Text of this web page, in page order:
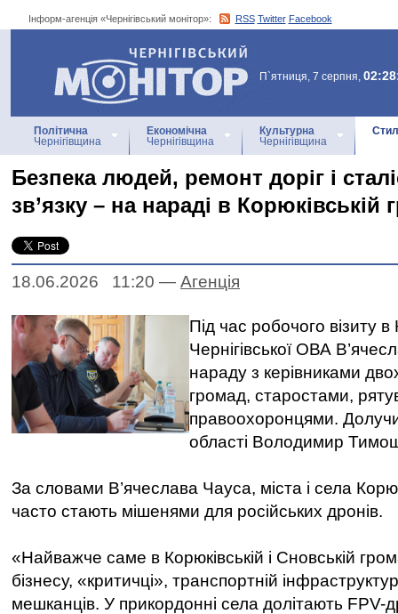
Інформ-агенція «Чернігівський монітор»: RSS Twitter Facebook
Інформ-агенція
«Чернігівський монітор»
П`ятниця, 7 серпня,
Політична
Чернігівщина
Економічна
Чернігівщина
Культурна
Чернігівщина
Безпека людей, ремонт доріг і
зв’язку – на нараді в Корюківській
18.06.2026 11:20 — Агенцiя
Під час робочого візиту
Чернігівської ОВА
нараду з керівниками
громад, старостами,
правоохоронцями.
області Володимир
За словами В’ячеслава Чауса, міста і села
часто стають мішенями для російських дронів.
«Найважче саме в Корюківській і Сновській
бізнесу, «критичці», транспортній
мешканців. У прикордонні села долітають FPV-